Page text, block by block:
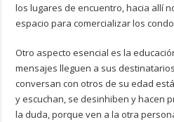
los lugares de encuentro, hacia allí
espacio para comercializar los
Otro aspecto esencial es la
mensajes lleguen a sus
conversan con otros de su edad
y escuchan, se desinhiben y hacen
la duda, porque ven a la otra